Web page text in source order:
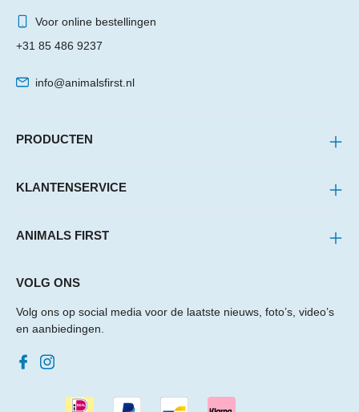
Voor online bestellingen
+31 85 486 9237
info@animalsfirst.nl
PRODUCTEN
KLANTENSERVICE
ANIMALS FIRST
VOLG ONS
Volg ons op social media voor de laatste nieuws, foto’s, video’s
en aanbiedingen.